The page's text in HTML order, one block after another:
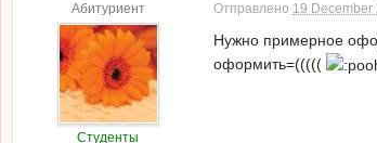
Абитуриент
Студенты
Отправлено 19 December
Нужно примерное
оформить=(((((